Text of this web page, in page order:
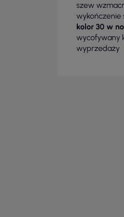
szew
wykończenie
kolor 30 w
wycofywany
wyprzedaży